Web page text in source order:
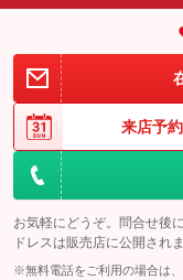
エアサスペンション
来店予約
お気軽にどうぞ。問合せ後
ドレスは販売店に公開されま
※無料電話をご利用の場合は